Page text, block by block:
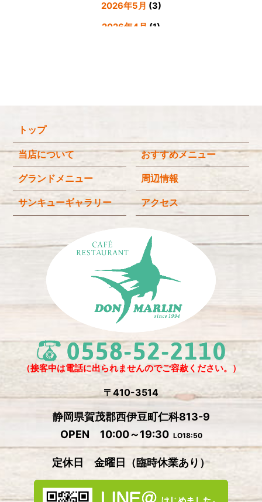
2026年5月 (3)
2026年4月 (1)
2025年9月(3)
2025年8月(4)
(4)
2025年6月(3)
2025年4月
(2)
2025年3月
(2)
2025年2月
(6)
2024年12月
(1)
2024年11月
2024年10月(1)
2024年9月(5)
2024年6月(4)
2024年5月(4)
2024年4月 (2)
2024年3月(5)
トップ
当店について おすすめメニュー
グランドメニュー 周辺情報
サンキューギャラリー アクセス
（接客中は電話に出られませんのでご容赦ください。）
〒410-3514
静岡県賀茂郡西伊豆町仁科813-9
OPEN 10:00～19:30 LO18:50
定休日 金曜日 （臨時休業あり）